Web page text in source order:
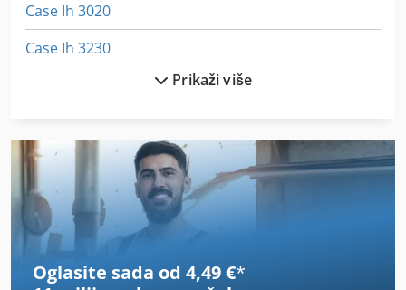
Case Ih 3020
Case Ih 3230
Case Ih 3594
Case Ih 4210 Xl
Case Ih 4230
Case Ih 4420
Prikaži više
Oglasite sada od 4,49 €*